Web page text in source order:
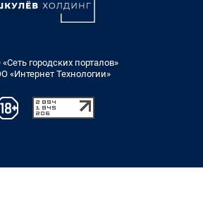
городских порталов»
«Интернет Технологии»